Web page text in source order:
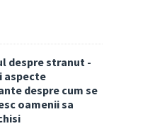
despre stranut -
aspecte
despre cum se
oamenii sa